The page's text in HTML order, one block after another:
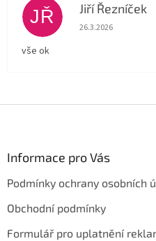
JŘ Jiří Řezníček
Hodnocení
26.3.2026
vše ok
Informace pro Vás
Podmínky ochrany osobních
Obchodní podmínky
Formulář pro uplatnění